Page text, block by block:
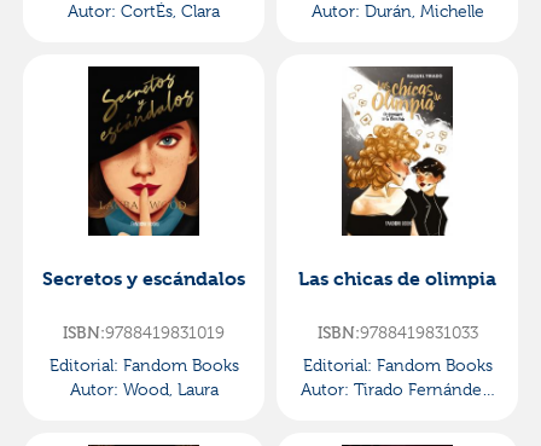
Autor: CortÉs, Clara
Autor: Durán, Michelle
Secretos y escándalos
ISBN:9788419831019
Editorial: Fandom Books
Autor: Wood, Laura
Las chicas de olimpia
ISBN:9788419831033
Editorial: Fandom Books
Autor: Tirado Fernández,